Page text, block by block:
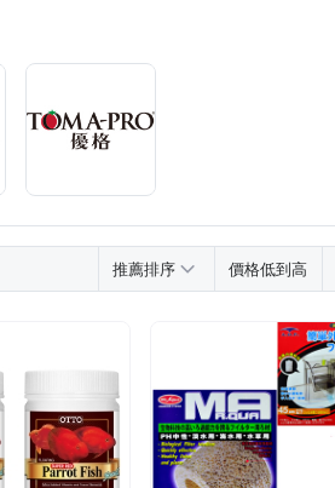
推薦排序 價格低到高